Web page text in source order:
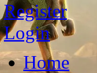
Register
Login
Home